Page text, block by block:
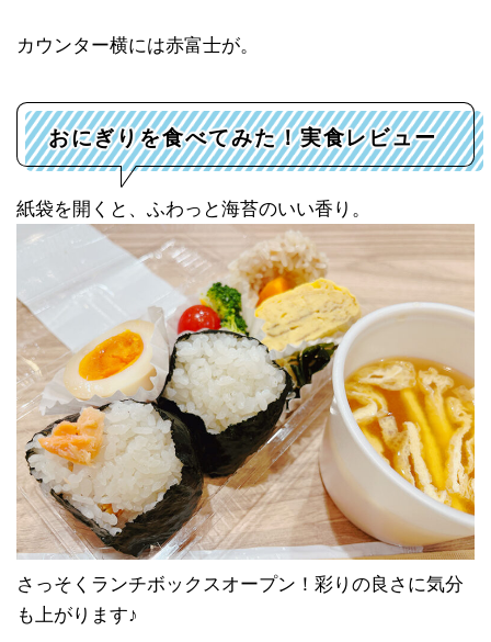
カウンター横には赤富士が。
おにぎりを食べてみた！実食レビュー
紙袋を開くと、ふわっと海苔のいい香り。
さっそくランチボックスオープン！彩りの良さに気分
も上がります♪